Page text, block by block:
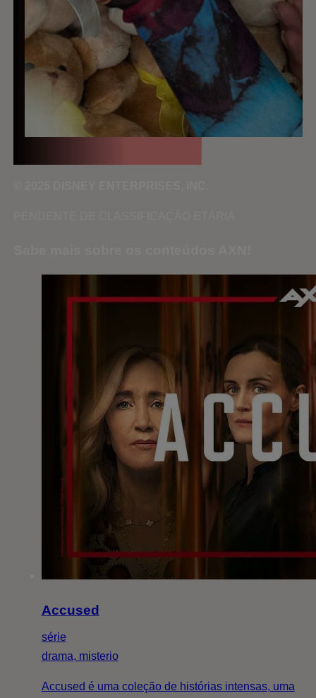
Accused
série
drama, misterio
Accused é uma coleção de histórias intensas, uma